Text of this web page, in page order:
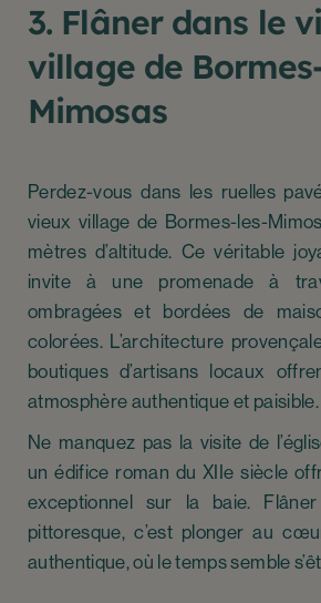
3. Flâner dans le
village de
Mimosas
Perdez-vous dans les ruelles
vieux village de Bormes-les-
mètres d’altitude. Ce véritable
invite à une promenade à
ombragées et bordées de
colorées. L’architecture
boutiques d’artisans locaux
atmosphère authentique et paisible.
Ne manquez pas la visite de
un édifice roman du XIIe siècle
exceptionnel sur la baie.
pittoresque, c’est plonger au
authentique, où le temps semble